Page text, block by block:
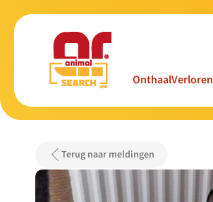
Onthaal
Terug naar meldingen